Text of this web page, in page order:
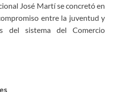
José Martí se concretó en
entre la juventud y
del sistema del Comercio